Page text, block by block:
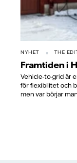
NYHET THE
Framtiden i
Vehicle-to-grid är
för flexibilitet och
men var börjar